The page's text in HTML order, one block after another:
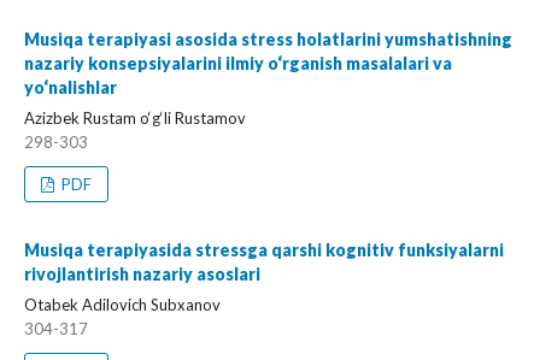
Musiqa terapiyasi asosida stress holatlarini yumshatishning
nazariy konsepsiyalarini ilmiy o‘rganish masalalari va
yo‘nalishlar
Azizbek Rustam o‘g‘li Rustamov
298-303
PDF
Musiqa terapiyasida stressga qarshi kognitiv funksiyalarni
rivojlantirish nazariy asoslari
Otabek Adilovich Subxanov
304-317